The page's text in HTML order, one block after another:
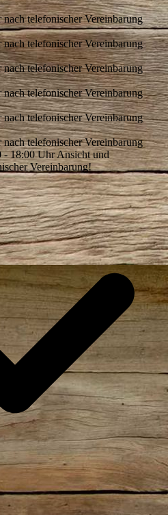
telefonischer Vereinbarung
telefonischer Vereinbarung
telefonischer Vereinbarung
telefonischer Vereinbarung
telefonischer Vereinbarung
telefonischer Vereinbarung
- 18:00 Uhr Ansicht und
Vereinbarung!